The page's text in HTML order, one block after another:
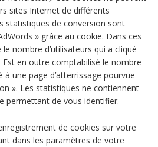
sites Internet de différents
statistiques de conversion sont
» grâce au cookie. Dans ces
nombre d’utilisateurs qui a cliqué
Est en outre comptabilisé le nombre
à une page d’atterrissage pourvue
». Les statistiques ne contiennent
permettant de vous identifier.
de cookies sur votre
dans les paramètres de votre